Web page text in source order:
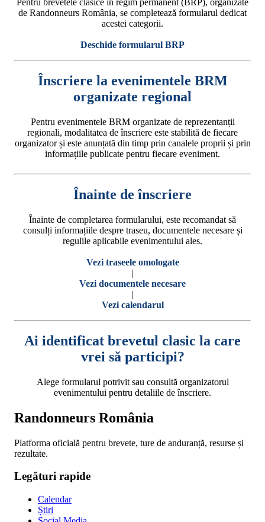
Pentru brevetele clasice în regim permanent (BRP), organizate
de Randonneurs România, se completează formularul dedicat
acestei categorii.
Deschide formularul BRP
Înscriere la evenimentele BRM
organizate regional
Pentru evenimentele BRM organizate de reprezentanții
regionali, modalitatea de înscriere este stabilită de fiecare
organizator și este anunțată din timp prin canalele proprii și prin
informațiile publicate pentru fiecare eveniment.
Înainte de înscriere
Înainte de completarea formularului, este recomandat să
consulți informațiile despre traseu, documentele necesare și
regulile aplicabile evenimentului ales.
Vezi traseele omologate
|
Vezi documentele necesare
|
Vezi calendarul
Ai identificat brevetul clasic la care
vrei să participi?
Alege formularul potrivit sau consultă organizatorul
evenimentului pentru detaliile de înscriere.
Randonneurs România
Platforma oficială pentru brevete, ture de anduranță, resurse și
rezultate.
Legături rapide
Calendar
Știri